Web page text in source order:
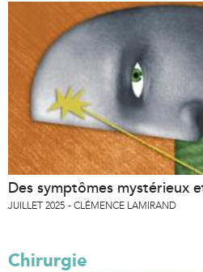
Des symptômes mystérieux
JUILLET 2025 CLÉMENCE LAMIRAND
Chirurgie